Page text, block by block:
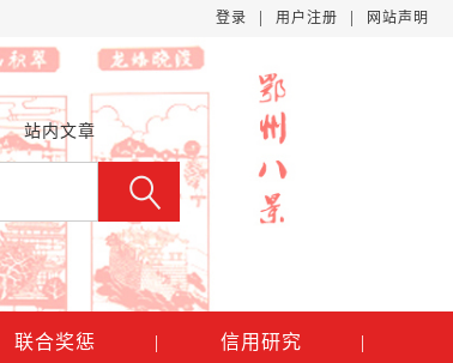
登录 用户注册 网站声明
站内文章
联合奖惩 | 信用研究 |